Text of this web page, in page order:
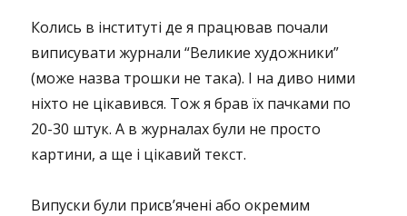
Колись в інституті де я працював почали
виписувати журнали “Великие художники”
(може назва трошки не така). І на диво ними
ніхто не цікавився. Тож я брав їх пачками по
20-30 штук. А в журналах були не просто
картини, а ще і цікавий текст.
Випуски були присв’ячені або окремим